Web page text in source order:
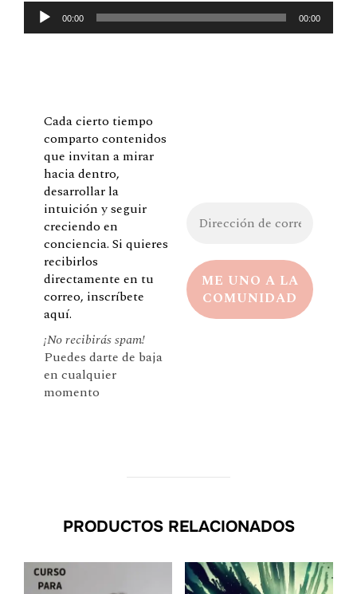
audio
Reproductor
de
00:00 00:00
Cada cierto tiempo
comparto contenidos
que invitan a mirar
hacia dentro,
desarrollar la
intuición y seguir
creciendo en
conciencia. Si quieres
recibirlos
directamente en tu
correo, inscríbete
aquí.
¡No recibirás spam!
Puedes darte de baja
en cualquier
momento
PRODUCTOS RELACIONADOS